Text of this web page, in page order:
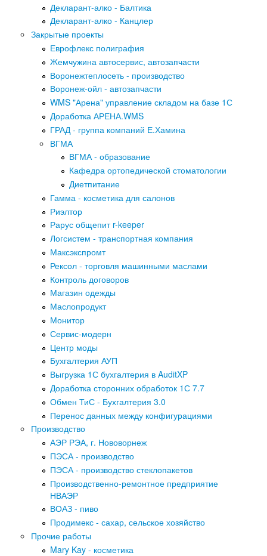
Декларант-алко - Балтика
Декларант-алко - Канцлер
Закрытые проекты
Еврофлекс полиграфия
Жемчужина автосервис, автозапчасти
Воронежтеплосеть - производство
Воронеж-ойл - автозапчасти
WMS "Арена" управление складом на базе 1С
Доработка АРЕНА.WMS
ГРАД - группа компаний Е.Хамина
ВГМА
ВГМА - образование
Кафедра ортопедической стоматологии
Диетпитание
Гамма - косметика для салонов
Риэлтор
Рарус общепит r-keeper
Логсистем - транспортная компания
Максэкспромт
Рексол - торговля машинными маслами
Контроль договоров
Магазин одежды
Маслопродукт
Монитор
Сервис-модерн
Центр моды
Бухгалтерия АУП
Выгрузка 1С бухгалтерия в AuditXP
Доработка сторонних обработок 1С 7.7
Обмен ТиС - Бухгалтерия 3.0
Перенос данных между конфигурациями
Производство
АЭР РЭА, г. Нововорнеж
ПЭСА - производство
ПЭСА - производство стеклопакетов
Производственно-ремонтное предприятие
НВАЭР
ВОАЗ - пиво
Продимекс - сахар, сельское хозяйство
Прочие работы
Mary Kay - косметика